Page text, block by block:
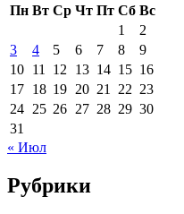
Пн Вт Ср Чт Пт Сб Вс
1
2
3
4 5 6 7 8
9
10 11 12 13 14 15 16
17 18 19 20 21 22 23
24 25 26 27 28 29 30
31
« Июл
Рубрики